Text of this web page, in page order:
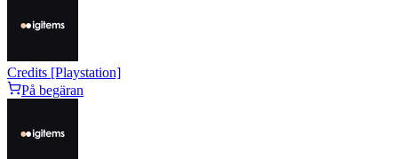
Credits [Playstation]
På begäran